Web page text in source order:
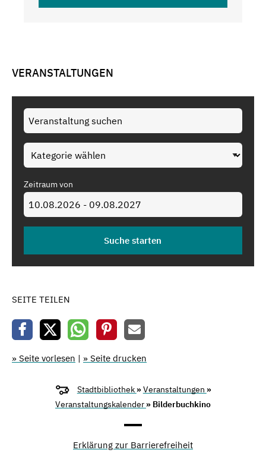
VERANSTALTUNGEN
Zeitraum von
SEITE TEILEN
» Seite vorlesen | » Seite drucken
Stadtbibliothek »Veranstaltungen »
Veranstaltungskalender » Bilderbuchkino
Erklärung zur Barrierefreiheit